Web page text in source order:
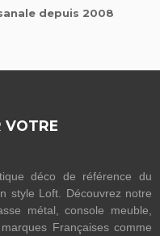
depuis 2008
VOTRE
déco de référence du
style Loft. Découvrez notre
métal, console meuble,
Françaises comme